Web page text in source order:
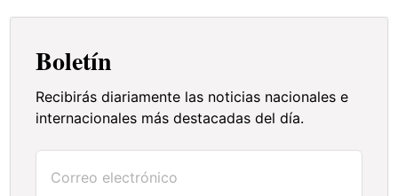
Boletín
Recibirás diariamente las noticias nacionales e
internacionales más destacadas del día.